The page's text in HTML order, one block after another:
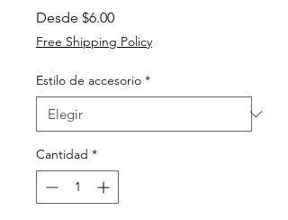
Desde $6.00Precio de oferta
Free Shipping Policy
Estilo de accesorio *
Cantidad *